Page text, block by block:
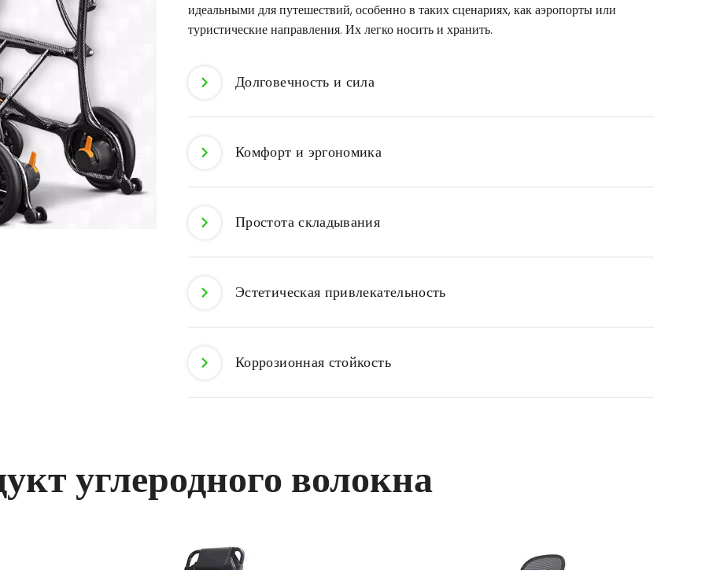
идеальными для путешествий, особенно в таких сценариях, как аэропорты или
туристические направления. Их легко носить и хранить.
Долговечность и сила
Комфорт и эргономика
Простота складывания
Эстетическая привлекательность
Коррозионная стойкость
углеродного волокна